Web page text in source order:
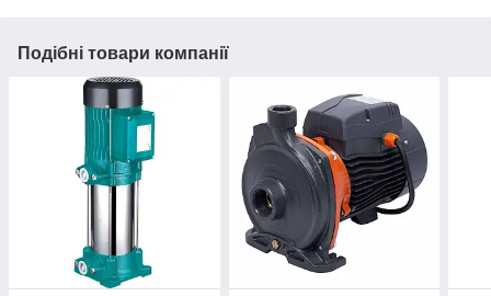
Подібні товари компанії